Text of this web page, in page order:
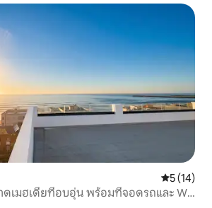
คะแนนเฉลี่
5 (14)
เมฮเดียที่อบอุ่น พร้อมที่จอดรถและ Wi-